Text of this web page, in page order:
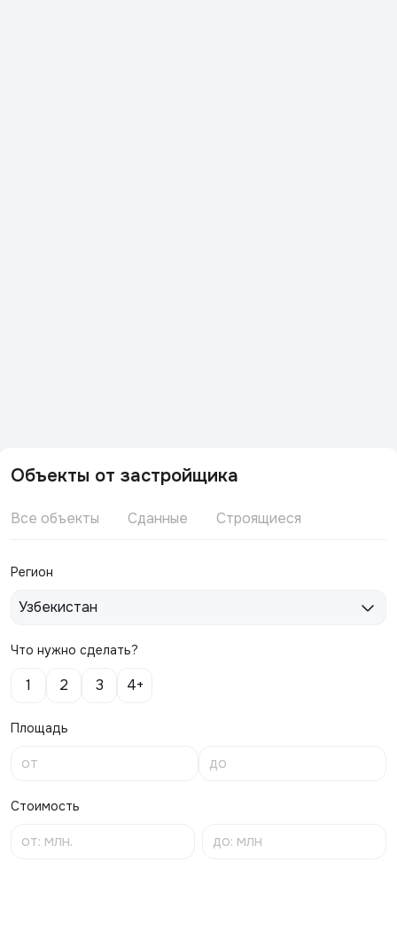
Объекты от застройщика
Все объекты Сданные Строящиеся
Регион
Узбекистан
Что нужно сделать?
1 2 3 4+
Площадь
Стоимость